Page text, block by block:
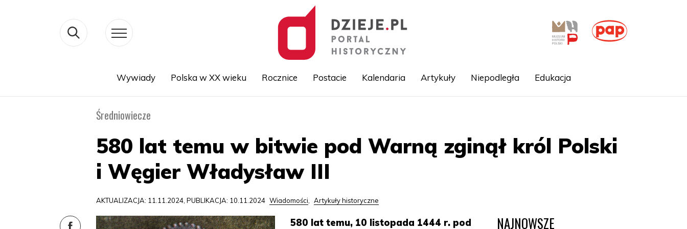
Wywiady Polska w XX wieku Rocznice Postacie Kalendaria Artykuły Niepodległa Edukacja
Średniowiecze
580 lat temu w bitwie pod Warną zginął król Polski
i Węgier Władysław III
AKTUALIZACJA: 11.11.2024, PUBLIKACJA: 10.11.2024 Wiadomości, Artykuły historyczne
580 lat temu, 10 listopada 1444 r. pod NAJNOWSZE